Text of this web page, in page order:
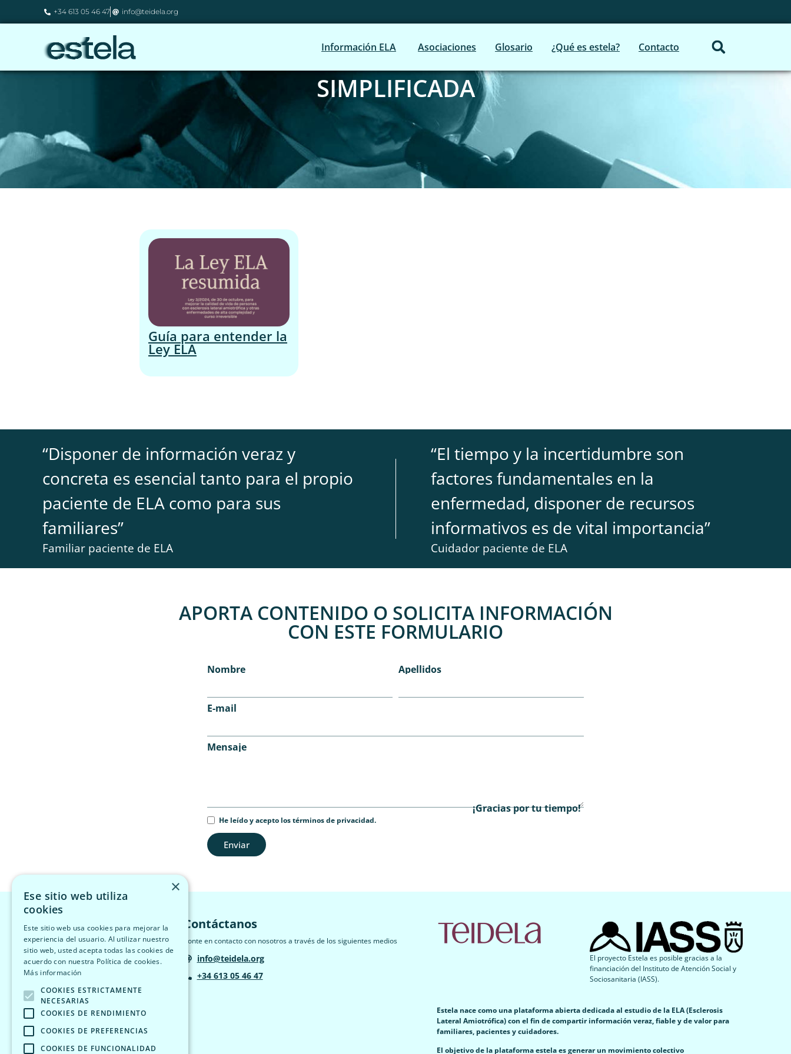
+34 613 05 46 47 info@teidela.org
Información ELA Asociaciones Glosario ¿Qué es estela? Contacto
SIMPLIFICADA
Guía para entender la
Ley ELA
“Disponer de información veraz y
concreta es esencial tanto para el propio
paciente de ELA como para sus
familiares”
Familiar paciente de ELA
“El tiempo y la incertidumbre son
factores fundamentales en la
enfermedad, disponer de recursos
informativos es de vital importancia”
Cuidador paciente de ELA
APORTA CONTENIDO O SOLICITA INFORMACIÓN
CON ESTE FORMULARIO
Nombre Apellidos
E-mail
Mensaje
He leído y acepto los términos de privacidad.
Enviar
¡Gracias por tu tiempo!
Contáctanos
Ponte en contacto con nosotros a través de los siguientes medios
info@teidela.org
+34 613 05 46 47
El proyecto Estela es posible gracias a la
financiación del Instituto de Atención Social y
Sociosanitaria (IASS).
Estela nace como una plataforma abierta dedicada al estudio de la ELA (Esclerosis
Lateral Amiotrófica) con el fin de compartir información veraz, fiable y de valor para
familiares, pacientes y cuidadores.
El objetivo de la plataforma estela es generar un movimiento colectivo
×
Ese sitio web utiliza
cookies
Este sitio web usa cookies para mejorar la
experiencia del usuario. Al utilizar nuestro
sitio web, usted acepta todas las cookies de
acuerdo con nuestra Política de cookies.
Más información
COOKIES ESTRICTAMENTE
NECESARIAS
COOKIES DE RENDIMIENTO
COOKIES DE PREFERENCIAS
COOKIES DE FUNCIONALIDAD